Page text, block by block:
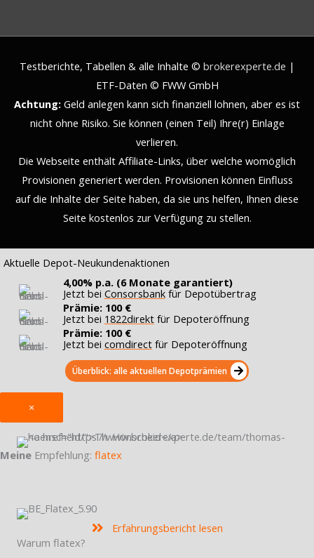
Testberichte, Tabellen & alle Inhalte © brokerexperte.de |
ETF-Daten © FWW GmbH
Achtung: Geld anlegen kann sich finanziell lohnen, aber es ist
nicht ohne Risiko. Sie können (einen Teil) Ihre(r) Einlage
verlieren.
Die Webseite enthält Affiliate-Links, über welche womöglich
Provisionen generiert werden. Provisionen können Einfluss
auf die Inhalte der Seite haben, da sie uns helfen, Ihnen diese
Seite kostenlos zur Verfügung zu stellen.
Aktuelle Depot-Neukundenaktionen
4,00% p.a. (6 Monate garantiert)
Jetzt bei Consorsbankfür Depotübertrag
Prämie: 100 €
Jetzt bei 1822direktfür Depoteröffnung
Prämie: 100 €
Jetzt bei comdirectfür Depoteröffnung
Überblick: alle aktuellen Depotprämien
×
Meine Empfehlung: flatex
Erfahrungsbericht lesen
Warum flatex?